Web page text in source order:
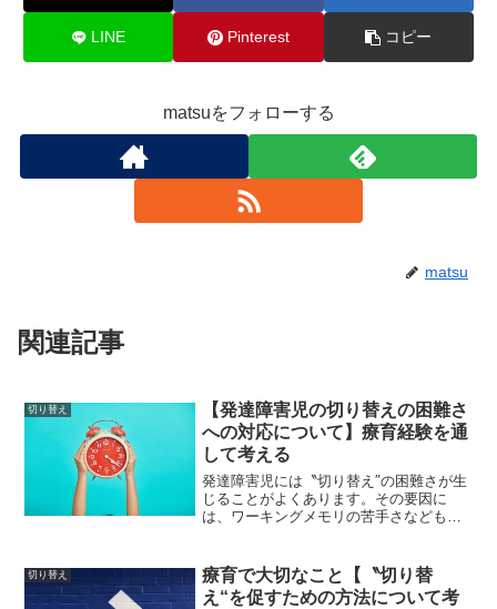
LINE Pinterest コピー
matsuをフォローする
matsu
関連記事
切り替え
【発達障害児の切り替えの困難さ
への対応について】療育経験を通
して考える
発達障害児には〝切り替え″の困難さが生
じることがよくあります。その要因に
は、ワーキングメモリの苦手さなどもあ
達障害児の切り替えの困難さについて】
ワーキングメモリを例に考...
切り替え
療育で大切なこと【〝切り替
え“を促すための方法について考